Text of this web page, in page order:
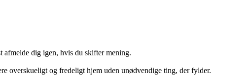
afmelde dig igen, hvis du skifter mening.
overskueligt og fredeligt hjem uden unødvendige ting, der fylder.